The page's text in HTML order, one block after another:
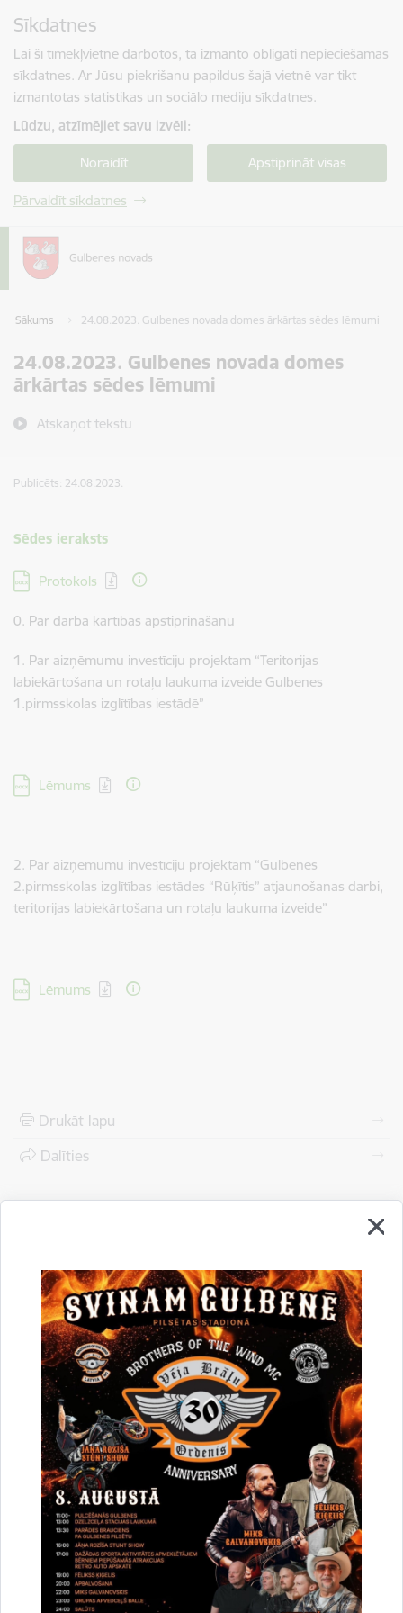
Sīkdatnes
Lai šī tīmekļvietne darbotos, tā izmanto obligāti nepieciešamās
sīkdatnes. Ar Jūsu piekrišanu papildus šajā vietnē var tikt
izmantotas statistikas un sociālo mediju sīkdatnes.
Lūdzu, atzīmējiet savu izvēli:
Noraidīt Apstiprināt visas
Pārvaldīt sīkdatnes
Sākums 24.08.2023. Gulbenes novada domes ārkārtas sēdes lēmumi
24.08.2023. Gulbenes novada domes
ārkārtas sēdes lēmumi
Atskaņot tekstu
Publicēts: 24.08.2023.
Sēdes ieraksts
Lejupielādēt:
Protokols
0. Par darba kārtības apstiprināšanu
1. Par aizņēmumu investīciju projektam “Teritorijas
labiekārtošana un rotaļu laukuma izveide Gulbenes
1.pirmsskolas izglītības iestādē”
Lejupielādēt:
Lēmums
2. Par aizņēmumu investīciju projektam “Gulbenes
2.pirmsskolas izglītības iestādes “Rūķītis” atjaunošanas darbi,
teritorijas labiekārtošana un rotaļu laukuma izveide”
Lejupielādēt:
Lēmums
Drukāt lapu
Dalīties
Vai šī informācija bija noderīga?
Sniegt atsauksmi